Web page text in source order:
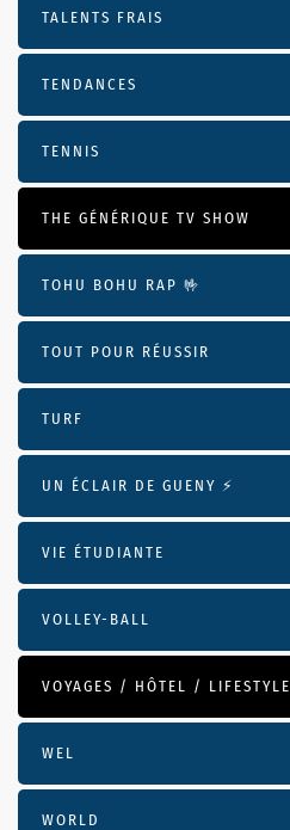
TALENTS FRAIS
TENDANCES
TENNIS
THE GÉNÉRIQUE TV SHOW
TOHU BOHU RAP 🤟
TOUT POUR RÉUSSIR
TURF
UN ÉCLAIR DE GUENY ⚡️
VIE ÉTUDIANTE
VOLLEY-BALL
VOYAGES / HÔTEL / LIFESTYLE
WEL
WORLD